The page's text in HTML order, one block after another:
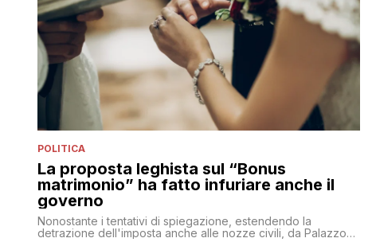
POLITICA
La proposta leghista sul “Bonus
matrimonio” ha fatto infuriare anche il
governo
Nonostante i tentativi di spiegazione, estendendo la
detrazione dell'imposta anche alle nozze civili, da Palazzo